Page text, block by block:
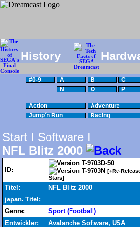
History
#0-9 A B C
N
O P
Action Adventure
Jump´n Run
Racing
Start I Software I
NFL Blitz 2000
ID:
T-9703D-50
T-9703N [+Re-
Stars]
Titel:
NFL Blitz 2000
japan. Titel:
Genre:
Sport (Football)
Entwickler:
Avalanche Software, USA